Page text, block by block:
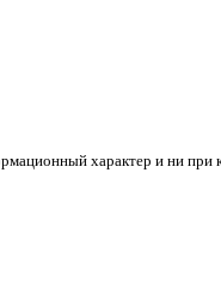
характер и ни